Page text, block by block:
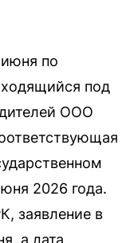
по
под
ООО
2026 года.
заявление в
а дата